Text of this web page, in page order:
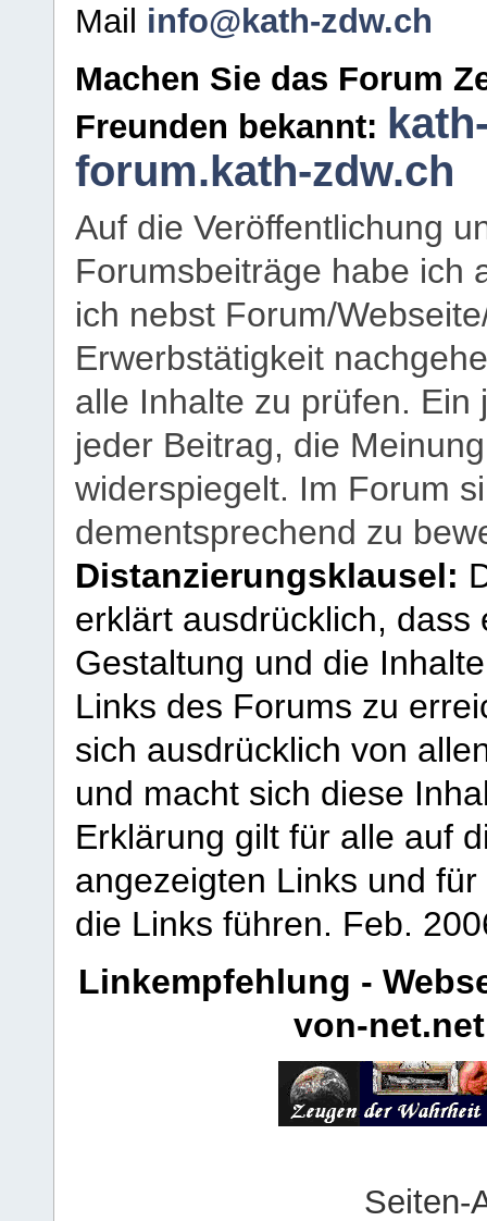
Mail info@kath-zdw.ch
Machen Sie das Forum
Freunden bekannt:
forum.kath-zdw.ch
Auf die Veröffentlichung
Forumsbeiträge habe ich
ich nebst Forum/
Erwerbstätigkeit
alle Inhalte zu prüfen.
jeder Beitrag, die
widerspiegelt. Im Forum
dementsprechend zu
Distanzierungsklausel:
erklärt ausdrücklich,
Gestaltung und die
Links des Forums zu
sich ausdrücklich von
und macht sich diese
Erklärung gilt für alle auf
angezeigten Links und
die Links führen. Feb.
Linkempfehlung -
von-net.net
Seiten-